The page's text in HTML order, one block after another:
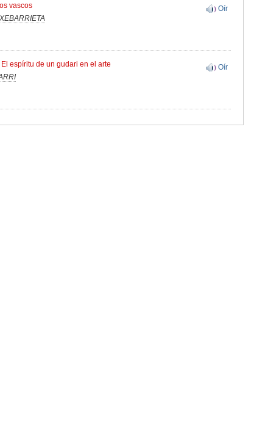
Oír
vascos
Oír
espíritu de un gudari en el arte